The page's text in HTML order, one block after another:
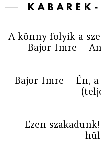
A könny folyik a
Bajor Imre –
Bajor Imre – Én,
Ezen